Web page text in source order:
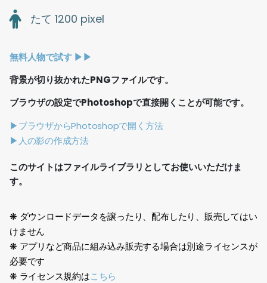
たて 1200 pixel
無料人物で試す ▶︎▶︎
背景が切り抜かれたPNGファイルです。
ブラウザの設定でPhotoshopで直接開くことが可能です。
▶ブラウザからPhotoshopで開く方法
▶人の影の作成方法
このサイトはファイルライブラリとしてお使いいただけま
す。
❋ ダウンロードデータを譲ったり、配布したり、販売してはい
けません
❋ アプリなど商品に組み込み販売する場合は別途ライセンスが
必要です
❋ ライセンス規約はこちら